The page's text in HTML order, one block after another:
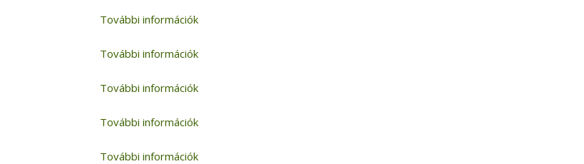
További információk
További információk
További információk
További információk
További információk